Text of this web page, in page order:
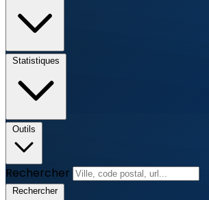
Statistiques
Outils
Rechercher
Rechercher